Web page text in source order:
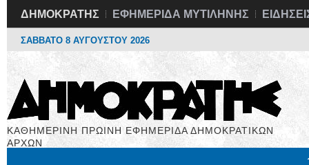
ΔΗΜΟΚΡΑΤΗΣ ΕΦΗΜΕΡΙΔΑ ΜΥΤΙΛΗΝΗΣ
ΣΑΒΒΑΤΟ 8 ΑΥΓΟΥΣΤΟΥ 2026
ΚΑΘΗΜΕΡΙΝΗ ΠΡΩΙΝΗ ΕΦΗΜΕΡΙΔΑ ΔΗΜΟΚΡΑΤΙΚΩΝ
ΑΡΧΩΝ